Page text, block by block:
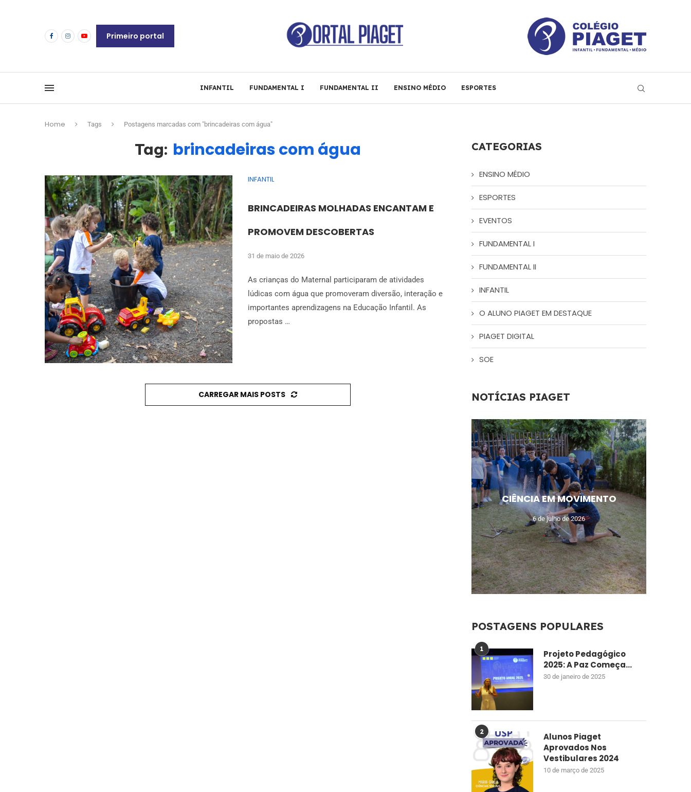
Primeiro portal
INFANTIL FUNDAMENTAL I FUNDAMENTAL II ENSINO MÉDIO ESPORTES
Home Tags Postagens marcadas com "brincadeiras com água"
Tag: brincadeiras com água
INFANTIL
BRINCADEIRAS MOLHADAS ENCANTAM E
PROMOVEM DESCOBERTAS
31 de maio de 2026
As crianças do Maternal participaram de atividades
lúdicas com água que promoveram diversão, interação e
importantes aprendizagens na Educação Infantil. As
propostas …
CARREGAR MAIS POSTS
CATEGORIAS
ENSINO MÉDIO
ESPORTES
EVENTOS
FUNDAMENTAL I
FUNDAMENTAL II
INFANTIL
O ALUNO PIAGET EM DESTAQUE
PIAGET DIGITAL
SOE
NOTÍCIAS PIAGET
CIÊNCIA EM MOVIMENTO
6 de julho de 2026
POSTAGENS POPULARES
1
Projeto Pedagógico
2025: A Paz Começa...
30 de janeiro de 2025
2
Alunos Piaget
Aprovados Nos
Vestibulares 2024
10 de março de 2025